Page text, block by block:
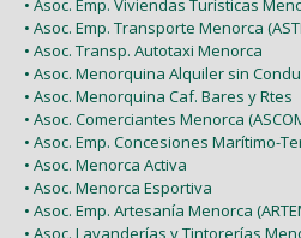
• Asoc. Emp. Viviendas Turísticas
• Asoc. Emp. Transporte Menorca
• Asoc. Transp. Autotaxi Menorca
• Asoc. Menorquina Alquiler sin
• Asoc. Menorquina Caf. Bares y Rtes
• Asoc. Comerciantes Menorca
• Asoc. Emp. Concesiones Marítimo-
• Asoc. Menorca Activa
• Asoc. Menorca Esportiva
• Asoc. Emp. Artesanía Menorca
• Asoc. Lavanderías y Tintorerías